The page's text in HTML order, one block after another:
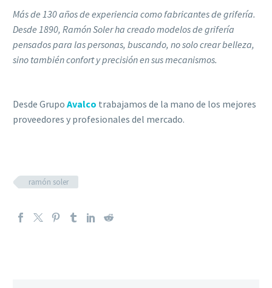
Más de 130 años de experiencia como fabricantes de grifería.
Desde 1890, Ramón Soler ha creado modelos de grifería
pensados para las personas, buscando, no solo crear belleza,
sino también confort y precisión en sus mecanismos.
Desde Grupo Avalco trabajamos de la mano de los mejores
proveedores y profesionales del mercado.
ramón soler